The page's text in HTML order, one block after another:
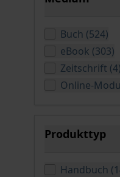
Buch (524)
eBook (303)
Zeitschrift (4)
Online-
Produkttyp
Handbuch (